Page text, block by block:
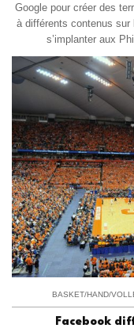
Google pour créer des
à différents contenus sur
s’implanter aux
BASKET/HAND/
Facebook